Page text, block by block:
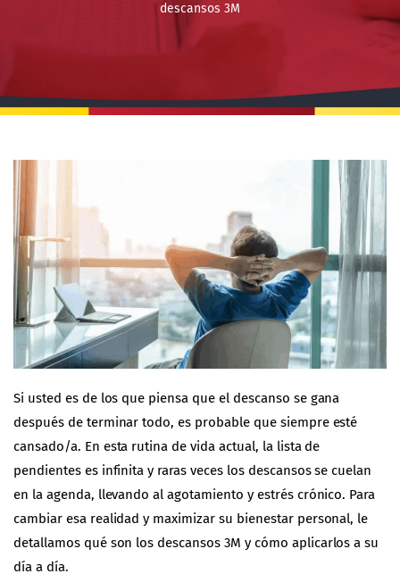
descansos 3M
Si usted es de los que piensa que el descanso se gana
después de terminar todo, es probable que siempre esté
cansado/a. En esta rutina de vida actual, la lista de
pendientes es infinita y raras veces los descansos se cuelan
en la agenda, llevando al agotamiento y estrés crónico. Para
cambiar esa realidad y maximizar su bienestar personal, le
detallamos qué son los descansos 3M y cómo aplicarlos a su
día a día.